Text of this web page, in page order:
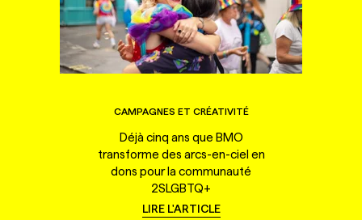
CAMPAGNES ET CRÉATIVITÉ
Déjà cinq ans que BMO
transforme des arcs-en-ciel en
dons pour la communauté
2SLGBTQ+
LIRE L'ARTICLE